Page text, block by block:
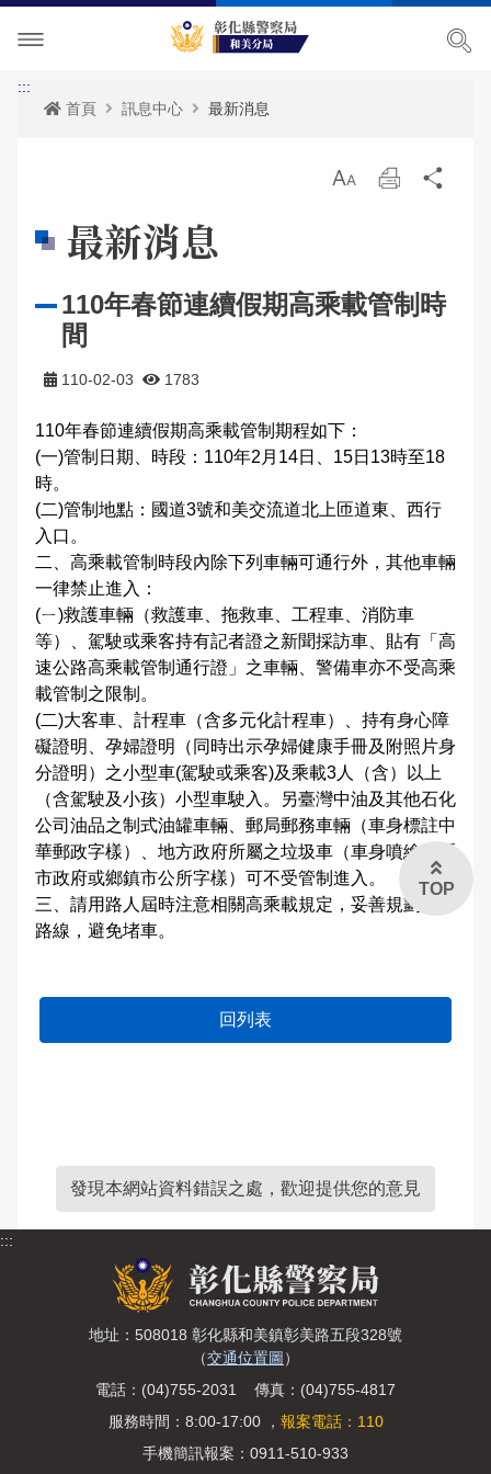
單位介紹
聯絡資訊
轄區概況
轄區派出所
活動訊息
公開徵信專區
RSS訊息中心
治安宣導
交通安全宣導
婦幼宣導
廉政指引
便民服務
政府資訊公開
申辦資訊
防空疏散避難專區
民意廣場
分局長信箱
警民交流留言板
交通違規檢舉
影音出版品
影音多媒體
常見問答
English
:::
首頁
訊息中心 最新消息
放 列
最新消息
110年春節連續假期高乘載管制時
間
110-02-03 1783
110年春節連續假期高乘載管制期程如下：
(一)管制日期、時段：110年2月14日、15日13時至18
時。
(二)管制地點：國道3號和美交流道北上匝道東、西行
入口。
二、高乘載管制時段內除下列車輛可通行外，其他車輛
一律禁止進入：
(ㄧ)救護車輛（救護車、拖救車、工程車、消防車
等）、駕駛或乘客持有記者證之新聞採訪車、貼有「高
速公路高乘載管制通行證」之車輛、警備車亦不受高乘
載管制之限制。
(二)大客車、計程車（含多元化計程車）、持有身心障
礙證明、孕婦證明（同時出示孕婦健康手冊及附照片身
分證明）之小型車(駕駛或乘客)及乘載3人（含）以上
（含駕駛及小孩）小型車駛入。另臺灣中油及其他石化
公司油品之制式油罐車輛、郵局郵務車輛（車身標註中
華郵政字樣）、地方政府所屬之垃圾車（車身噴繪有縣
市政府或鄉鎮市公所字樣）可不受管制進入。
三、請用路人屆時注意相關高乘載規定，妥善規劃行車
路線，避免堵車。
回列表
發現本網站資料錯誤之處，歡迎提供您的意見
:::
地址：508018 彰化縣和美鎮彰美路五段328號
（交通位置圖 ）
電話：(04)755-2031 傳真：(04)755-4817
服務時間：8:00-17:00 ， 報案電話：110
手機簡訊報案：0911-510-933
TOP